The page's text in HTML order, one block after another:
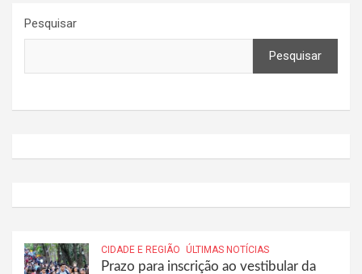
Pesquisar
Pesquisar
CIDADE E REGIÃO ÚLTIMAS NOTÍCIAS
Prazo para inscrição ao vestibular da